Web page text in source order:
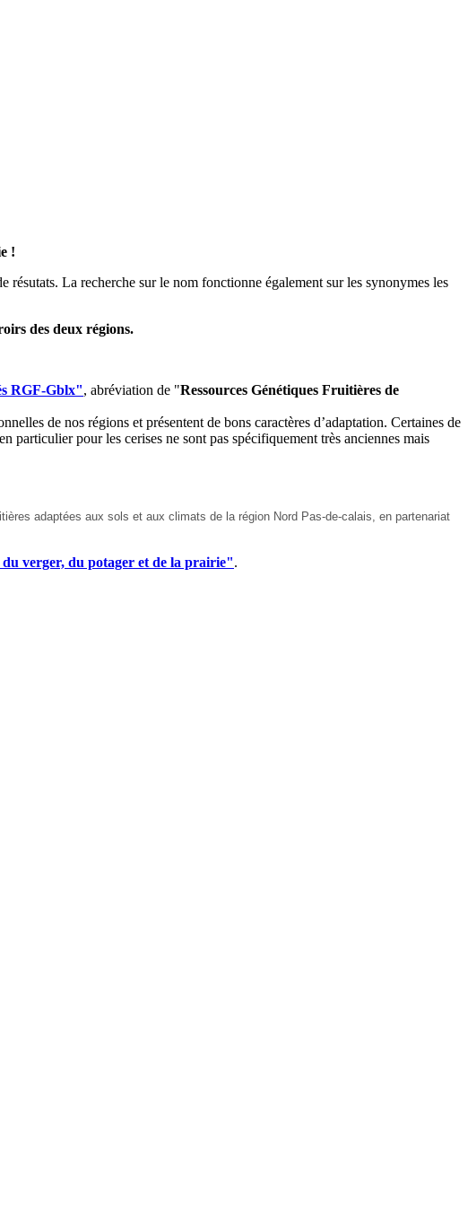
!
La recherche sur le nom fonctionne également sur les synonymes les
des deux régions.
RGF-Gblx", abréviation de "Ressources Génétiques Fruitières de
de nos régions et présentent de bons caractères d’adaptation. Certaines de
particulier pour les cerises ne sont pas spécifiquement très anciennes mais
adaptées aux sols et aux climats de la région Nord Pas-de-calais, en partenariat
verger, du potager et de la prairie".